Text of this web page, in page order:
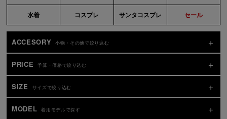
水着 コスプレ サンタコスプレ セール
ACCESORY 小物・その他で絞り込む
PRICE 予算・価格で絞り込む
SIZE サイズで絞り込む
MODEL 着用モデルで探す